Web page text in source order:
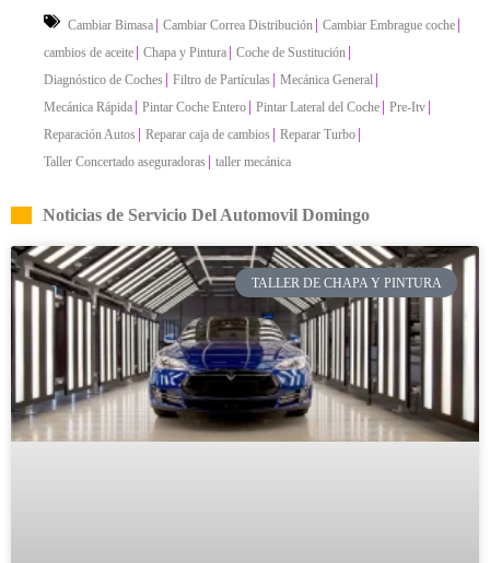
Cambiar Bimasa Cambiar Correa Distribución Cambiar Embrague coche
cambios de aceite Chapa y Pintura Coche de Sustitución
Diagnóstico de Coches Filtro de Partículas Mecánica General
Mecánica Rápida Pintar Coche Entero Pintar Lateral del Coche Pre-Itv
Reparación Autos Reparar caja de cambios Reparar Turbo
Taller Concertado aseguradoras taller mecánica
Noticias de Servicio Del Automovil Domingo
TALLER DE CHAPA Y PINTURA